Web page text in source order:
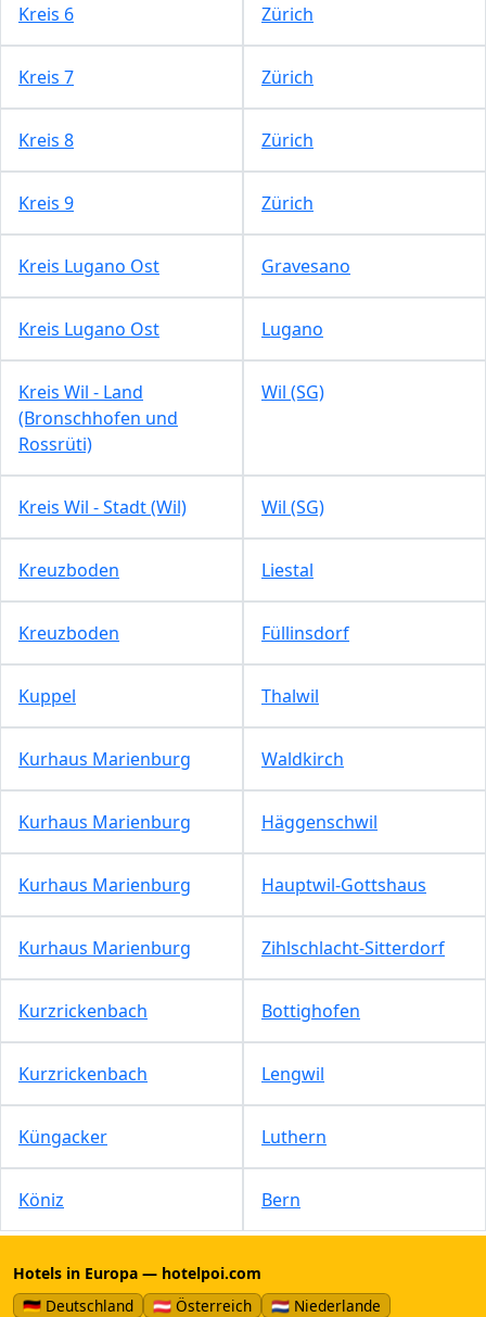
Kreis 6 Zürich
Kreis 7 Zürich
Kreis 8 Zürich
Kreis 9 Zürich
Kreis Lugano Ost Gravesano
Kreis Lugano Ost Lugano
Kreis Wil - Land
(Bronschhofen und
Rossrüti)
Wil (SG)
Kreis Wil - Stadt (Wil) Wil (SG)
Kreuzboden Liestal
Kreuzboden Füllinsdorf
Kuppel Thalwil
Kurhaus Marienburg Waldkirch
Kurhaus Marienburg Häggenschwil
Kurhaus Marienburg Hauptwil-Gottshaus
Kurhaus Marienburg Zihlschlacht-Sitterdorf
Kurzrickenbach Bottighofen
Kurzrickenbach Lengwil
Küngacker Luthern
Köniz Bern
Hotels in Europa — hotelpoi.com
🇩🇪 Deutschland
🇦🇹 Österreich 🇳🇱 Niederlande